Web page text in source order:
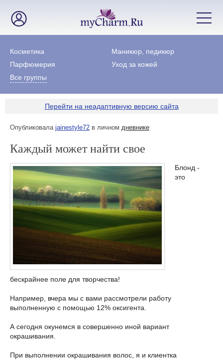
Косметика
Маникюр, педикюр
Парфюмерия
Уход за кожей
Все группы
Перейти на неадаптивную версию сайта
Опубликовала jainestyle72 в личном дневнике
Каждый может найти свое
Блонд -
это
бескрайнее поле для творчества!
Например, вчера мы с вами рассмотрели работу
выполненную с помощью 12% оксигента.
А сегодня окунемся в совершенно иной вариант
окрашивания.
При выполнении окрашивания волос, я и клиентка